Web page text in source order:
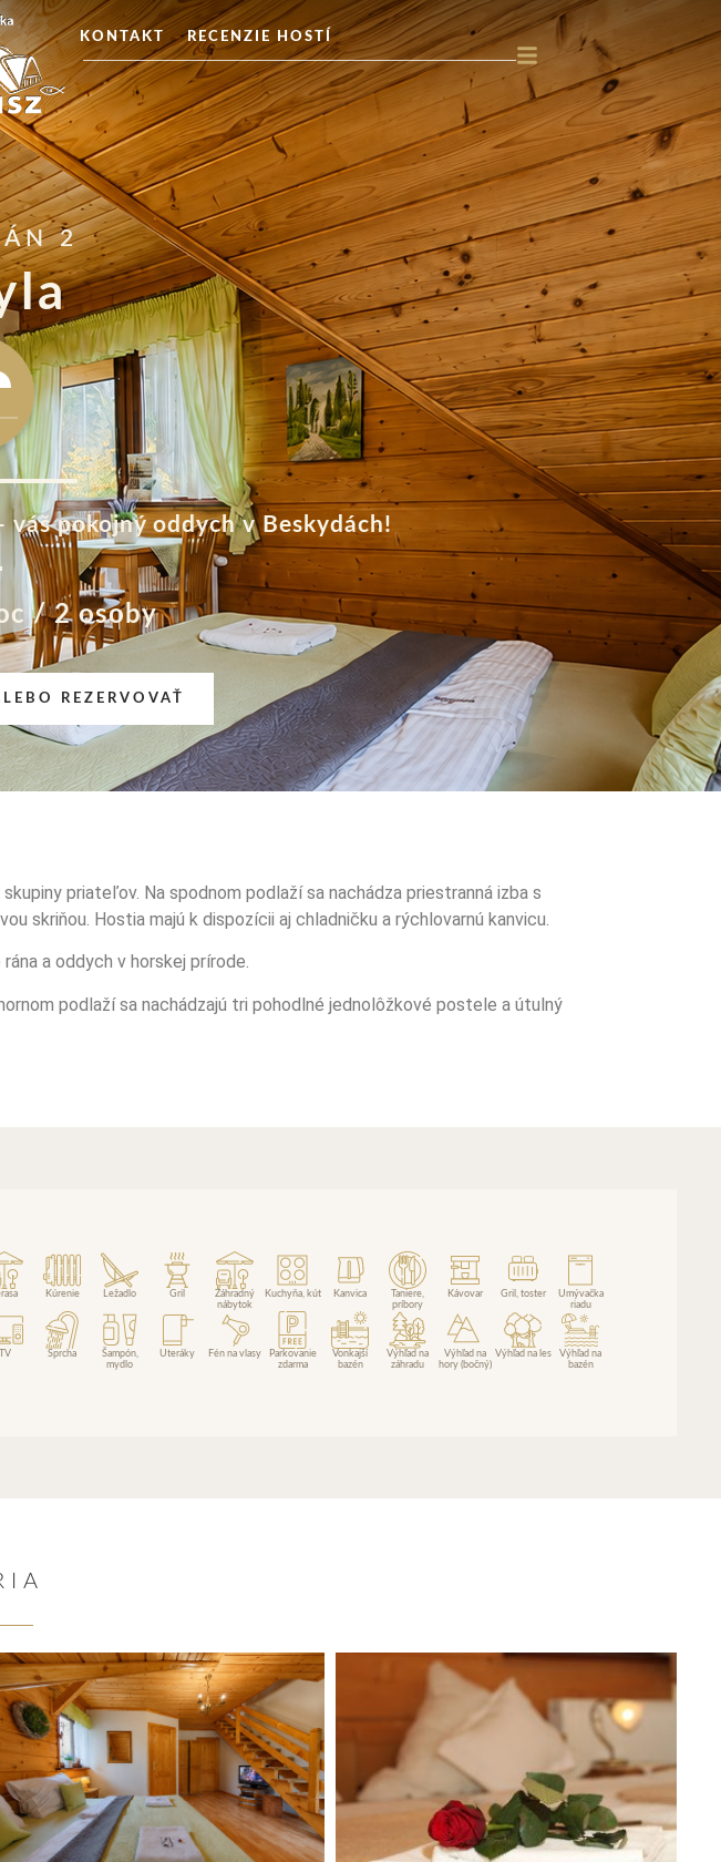
KONTAKT
RECENZIE HOSTÍ
2
pokojný oddych v Beskydách!
/ 2 osoby
REZERVOVAŤ
priateľov. Na spodnom podlaží sa nachádza priestranná izba s
skriňou. Hostia majú k dispozícii aj chladničku a rýchlovarnú kanvicu.
a oddych v horskej prírode.
podlaží sa nachádzajú tri pohodlné jednolôžkové postele a útulný
Kúrenie Ležadlo Gril
Záhradný
nábytok
Kuchyňa, kút Kanvica
Taniere,
príbory
Kávovar Gril, toster
Umývačka
riadu
TV Sprcha
Šampón,
mydlo
Uteráky Fén na vlasy
Parkovanie
zdarma
Vonkajší
bazén
Výhľad na
záhradu
Výhľad na
hory (bočný)
Výhľad na les
Výhľad na
bazén